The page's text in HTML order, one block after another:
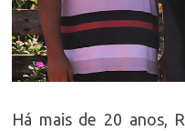
Há mais de 20 anos,